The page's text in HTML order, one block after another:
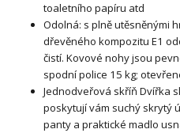
toaletního papíru atd
Odolná: s plně utěsněnými
dřevěného kompozitu E1
čistí. Kovové nohy jsou
spodní police 15 kg;
Jednodveřová skříň Dvířka
poskytují vám suchý skrytý
panty a praktické madlo